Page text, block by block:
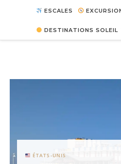
ESCALES
DESTINATIONS SOLEIL
ÉTATS-UNIS